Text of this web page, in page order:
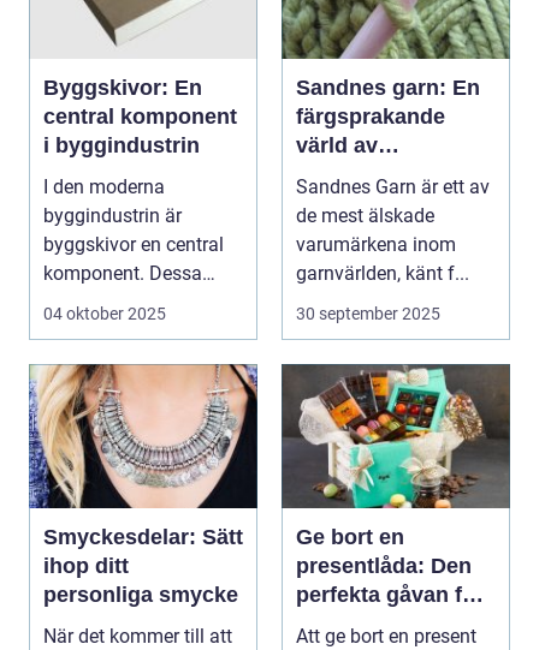
Byggskivor: En
central komponent
i byggindustrin
I den moderna
byggindustrin är
byggskivor en central
komponent. Dessa
mångsidiga material...
04 oktober 2025
Sandnes garn: En
färgsprakande
värld av
möjligheter
Sandnes Garn är ett av
de mest älskade
varumärkena inom
garnvärlden, känt f...
30 september 2025
Smyckesdelar: Sätt
ihop ditt
personliga smycke
När det kommer till att
Ge bort en
presentlåda: Den
perfekta gåvan för
alla tillfällen
Att ge bort en present